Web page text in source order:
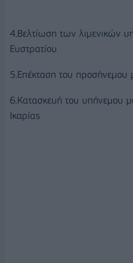
4.Βελτίωση των λιμενικών
Ευστρατίου
5.Επέκταση του προσήνεμου
6.Κατασκευή του υπήνεμου
Ικαρίας